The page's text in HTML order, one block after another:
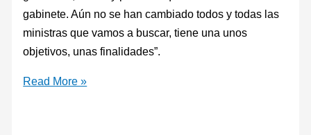
gabinete. Aún no se han cambiado todos y todas las
ministras que vamos a buscar, tiene una unos
objetivos, unas finalidades”.
Read More »